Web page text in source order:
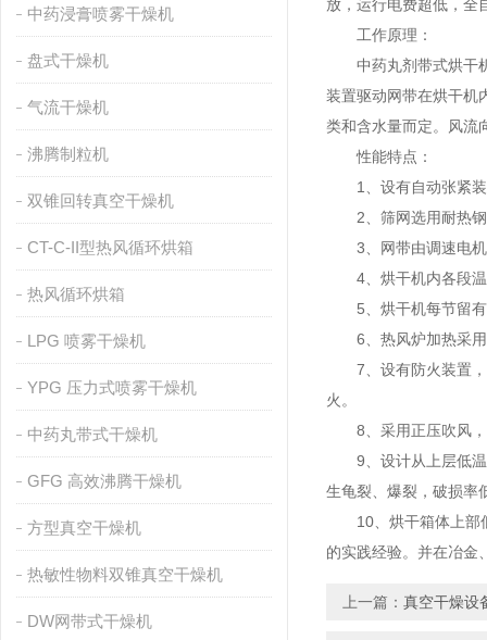
中药浸膏喷雾干燥机
盘式干燥机
气流干燥机
沸腾制粒机
双锥回转真空干燥机
CT-C-II型热风循环烘箱
热风循环烘箱
LPG 喷雾干燥机
YPG 压力式喷雾干燥机
中药丸带式干燥机
GFG 高效沸腾干燥机
方型真空干燥机
热敏性物料双锥真空干燥机
DW网带式干燥机
放，运行电费超低，全
工作原理：
中药丸剂带式烘干机
装置驱动网带在烘干机
类和含水量而定。风流
性能特点：
1、设有自动张紧装
2、筛网选用耐热钢
3、网带由调速电机
4、烘干机内各段温
5、烘干机每节留有
6、热风炉加热采用
7、设有防火装置，
火。
8、采用正压吹风，
9、设计从上层低温
生龟裂、爆裂，破损率
10、烘干箱体上部低
的实践经验。并在冶金
上一篇： 真空干燥设